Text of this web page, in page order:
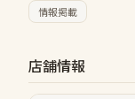
情報掲載
店舗情報